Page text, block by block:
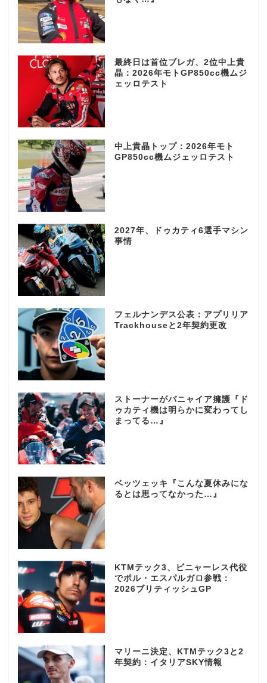
最終日は首位ブレガ、2位中上貴
晶：2026年モトGP850cc機ムジ
ェッロテスト
中上貴晶トップ：2026年モト
GP850cc機ムジェッロテスト
2027年、ドゥカティ6選手マシン
事情
フェルナンデス公表：アプリリア
Trackhouseと2年契約更改
ストーナーがバニャイア擁護『ド
ゥカティ機は明らかに変わってし
まってる…』
ベッツェッキ『こんな夏休みにな
るとは思ってなかった…』
KTMテック3、ビニャーレス代役
でポル・エスパルガロ参戦：
2026ブリティッシュGP
マリーニ決定、KTMテック3と2
年契約：イタリアSKY情報